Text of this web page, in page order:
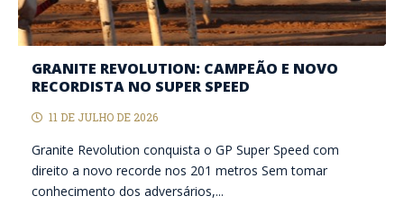
GRANITE REVOLUTION: CAMPEÃO E NOVO
RECORDISTA NO SUPER SPEED
11 DE JULHO DE 2026
Granite Revolution conquista o GP Super Speed com
direito a novo recorde nos 201 metros Sem tomar
conhecimento dos adversários,...